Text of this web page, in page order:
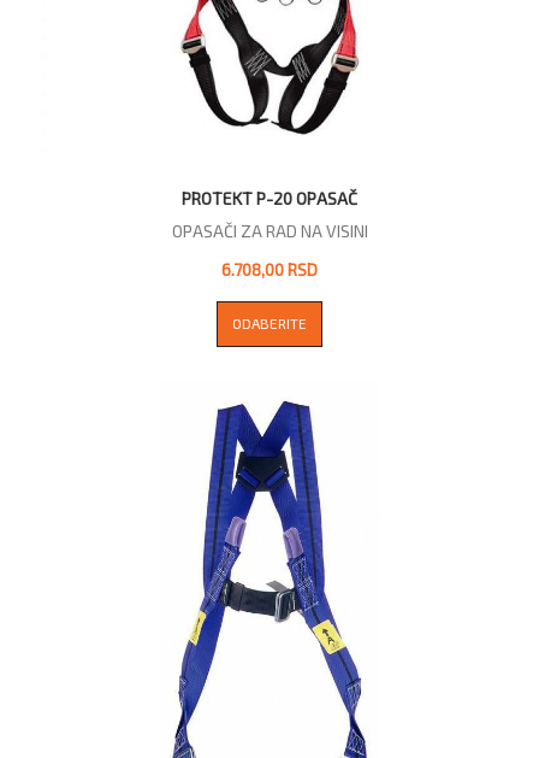
PROTEKT P-20 OPASAČ
OPASAČI ZA RAD NA VISINI
6.708,00 RSD
ODABERITE